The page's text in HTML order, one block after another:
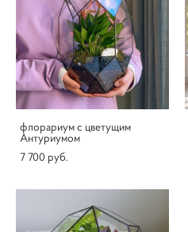
флорариум с цветущим
Антуриумом
7 700 pуб.